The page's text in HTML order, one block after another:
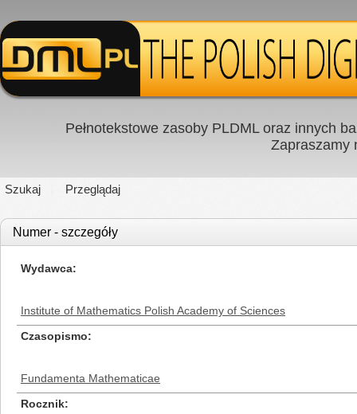
Pełnotekstowe zasoby PLDML oraz innych
Zapraszamy
Szukaj Przeglądaj
Numer - szczegóły
Wydawca
Institute of Mathematics Polish Academy of Sciences
Czasopismo
Fundamenta Mathematicae
Rocznik